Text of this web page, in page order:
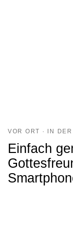
VOR ORT · IN
Einfach